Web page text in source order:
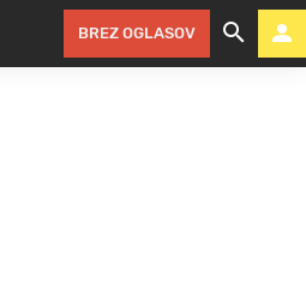
BREZ OGLASOV